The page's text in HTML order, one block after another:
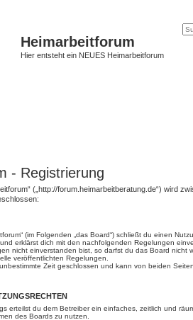
Heimarbeitforum
Hier entsteht ein NEUES Heimarbeitforum
- Registrierung
(„http://forum.heimarbeitberatung.de“) wird
(im Folgenden „das Board“) schließt du einen
und erklärst dich mit den nachfolgenden Regelungen
nicht einverstanden bist, so darfst du das Board nicht
veröffentlichten Regelungen.
Zeit geschlossen und kann von beiden
erteilst du dem Betreiber ein einfaches, zeitlich und
des Boards zu nutzen.